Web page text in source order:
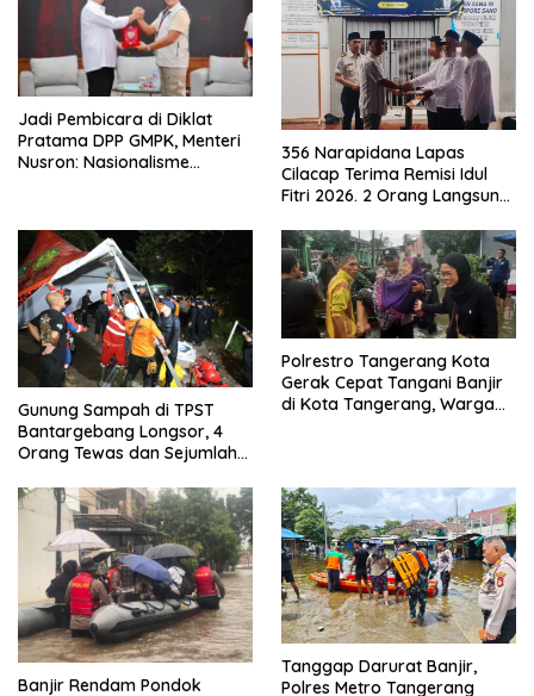
Jadi Pembicara di Diklat
Pratama DPP GMPK, Menteri
Nusron: Nasionalisme
356 Narapidana Lapas
Cilacap Terima Remisi Idul
Fitri 2026. 2 Orang Langsung
Gunung Sampah di TPST
Bantargebang Longsor, 4
Orang Tewas dan Sejumlah
Polrestro Tangerang Kota
Gerak Cepat Tangani Banjir
di Kota Tangerang, Warga
Banjir Rendam Pondok
Tanggap Darurat Banjir,
Polres Metro Tangerang